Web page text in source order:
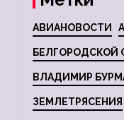
АВИАНОВОСТИ
БЕЛГОРОДСКОЙ
ВЛАДИМИР
ЗЕМЛЕТРЯСЕНИЯ